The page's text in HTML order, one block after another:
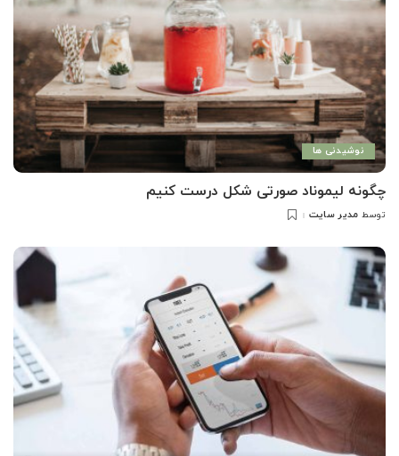
نوشیدنی ها
چگونه لیموناد صورتی شکل درست کنیم
ارسال
توسط مدیر سایت